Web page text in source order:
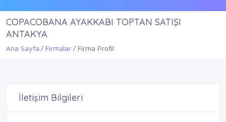
COPACOBANA AYAKKABI TOPTAN SATIŞI
ANTAKYA
Ana Sayfa Firmalar Firma Profil
İletişim Bilgileri